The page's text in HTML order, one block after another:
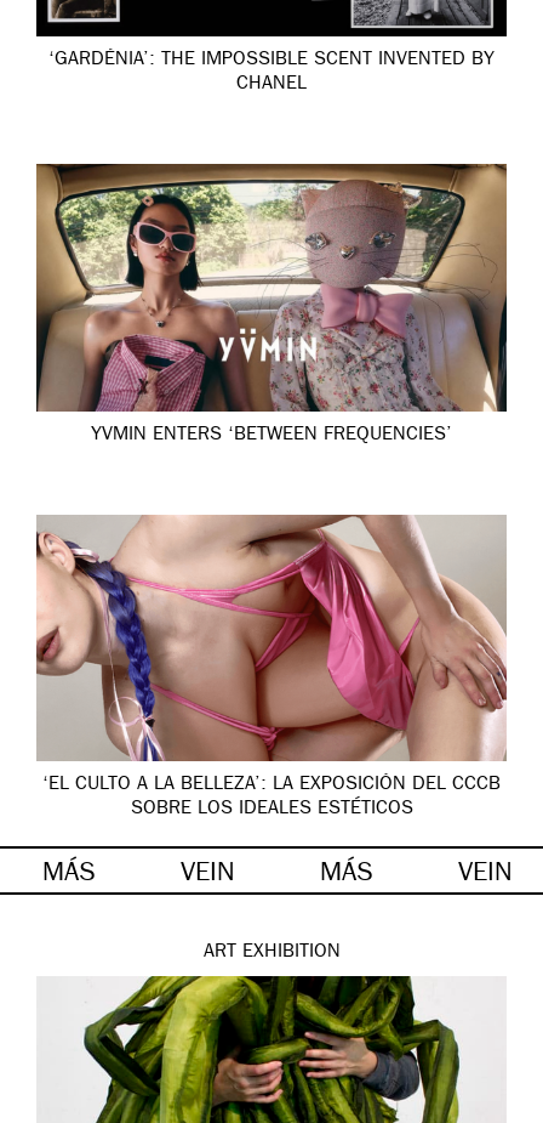
‘GARDÉNIA’: THE IMPOSSIBLE SCENT INVENTED BY
CHANEL
YVMIN ENTERS ‘BETWEEN FREQUENCIES’
‘EL CULTO A LA BELLEZA’: LA EXPOSICIÓN DEL CCCB
SOBRE LOS IDEALES ESTÉTICOS
MÁS VEIN MÁS VEIN
ART EXHIBITION